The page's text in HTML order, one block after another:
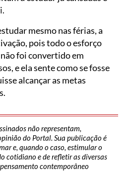
mesmo nas férias, a
pois todo o esforço
foi convertido em
e ela sente como se fosse
alcançar as metas
não representam,
do Portal. Sua publicação é
e, quando o caso, estimular o
cotidiano e de refletir as diversas
contemporâneo